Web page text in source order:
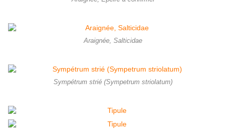
Araignée, Salticidae
Sympétrum strié (Sympetrum striolatum)